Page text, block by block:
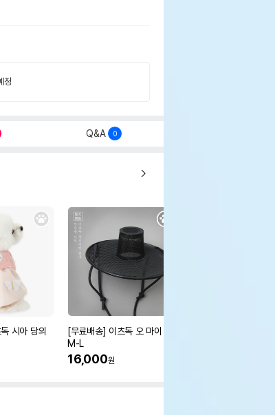
정
Q&A 0
시아 당의
[무료배송] 이츠독 오 마이 갓
M-L
16,000원